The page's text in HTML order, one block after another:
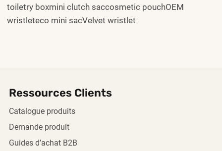
toiletry boxmini clutch saccosmetic pouchOEM
wristleteco mini sacVelvet wristlet
Ressources Clients
Catalogue produits
Demande produit
Guides d’achat B2B